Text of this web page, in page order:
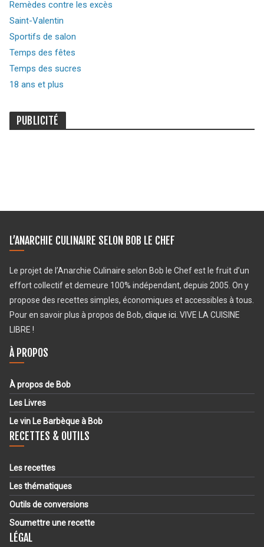
Remèdes contre les excès
Saint-Valentin
Sportifs de salon
Temps des fêtes
Temps des sucres
18 ans et plus
PUBLICITÉ
L’ANARCHIE CULINAIRE SELON BOB LE CHEF
Le projet de l’Anarchie Culinaire selon Bob le Chef est le fruit d’un
effort collectif et demeure 100% indépendant, depuis 2005. On y
propose des recettes simples, économiques et accessibles à tous.
Pour en savoir plus à propos de Bob, clique ici. VIVE LA CUISINE
LIBRE !
À PROPOS
À propos de Bob
Les Livres
Le vin Le Barbèque à Bob
RECETTES & OUTILS
Les recettes
Les thématiques
Outils de conversions
Soumettre une recette
LÉGAL